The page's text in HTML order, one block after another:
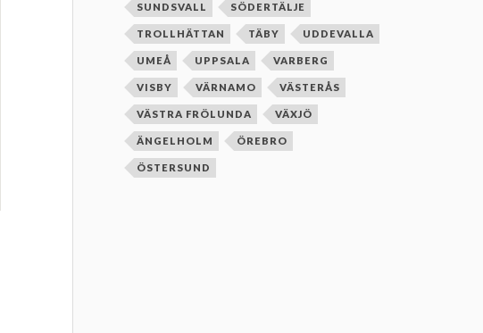
SUNDSVALL SÖDERTÄLJE
TROLLHÄTTAN TÄBY UDDEVALLA
UMEÅ UPPSALA VARBERG
VISBY VÄRNAMO VÄSTERÅS
VÄSTRA FRÖLUNDA VÄXJÖ
ÄNGELHOLM ÖREBRO
ÖSTERSUND